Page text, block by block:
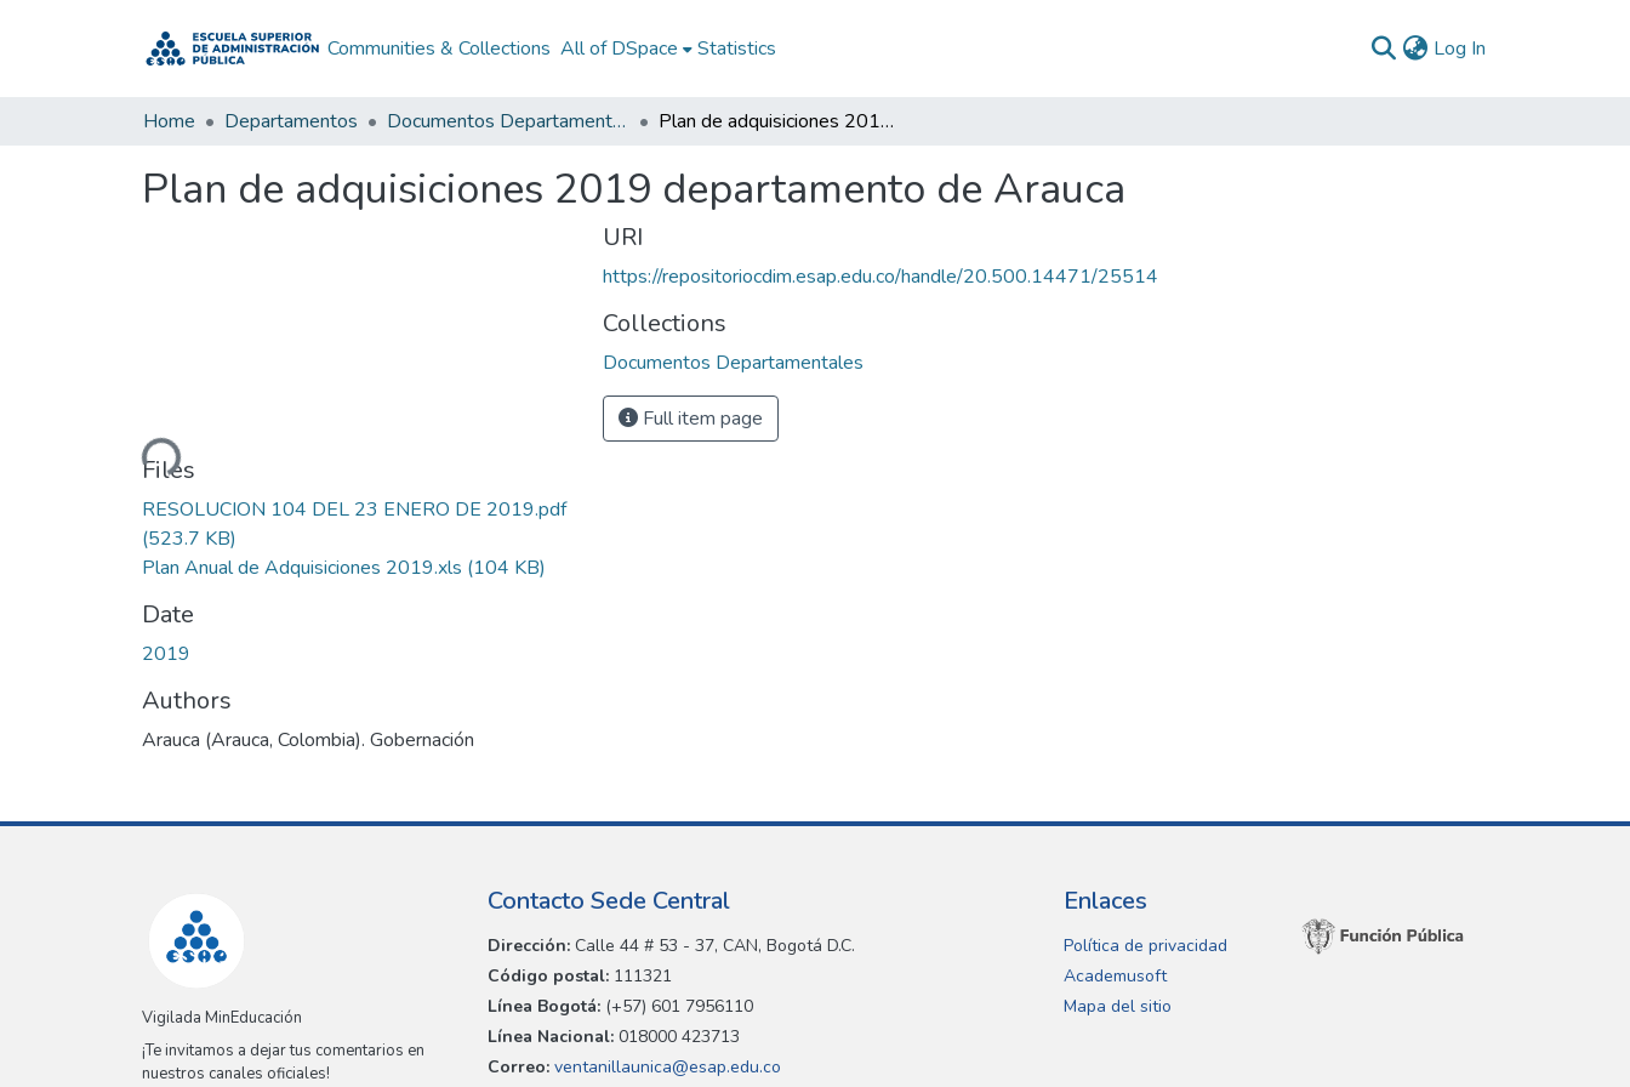
Communities & Collections All of DSpace Statistics Log In
Home Departamentos Documentos Departamentales Plan de adquisiciones 2019 departamento de Arauca
Plan de adquisiciones 2019 departamento de Arauca
Loading...
Files
RESOLUCION 104 DEL 23 ENERO DE 2019.pdf
(523.7 KB)
Plan Anual de Adquisiciones 2019.xls (104 KB)
Date
2019
Authors
Arauca (Arauca, Colombia). Gobernación
URI
https://repositoriocdim.esap.edu.co/handle/20.500.14471/25514
Collections
Documentos Departamentales
Full item page
Vigilada MinEducación
¡Te invitamos a dejar tus comentarios en
nuestros canales oficiales!
Contacto Sede Central
Dirección: Calle 44 # 53 - 37, CAN, Bogotá D.C.
Código postal: 111321
Línea Bogotá: (+57) 601 7956110
Línea Nacional: 018000 423713
Correo: ventanillaunica@esap.edu.co
Enlaces
Política de privacidad
Academusoft
Mapa del sitio